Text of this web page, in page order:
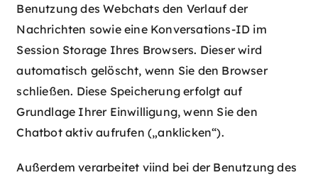
Benutzung des Webchats den Verlauf der
Nachrichten sowie eine Konversations-ID im
Session Storage Ihres Browsers. Dieser wird
automatisch gelöscht, wenn Sie den Browser
schließen. Diese Speicherung erfolgt auf
Grundlage Ihrer Einwilligung, wenn Sie den
Chatbot aktiv aufrufen („anklicken“).
Außerdem verarbeitet viind bei der Benutzung des